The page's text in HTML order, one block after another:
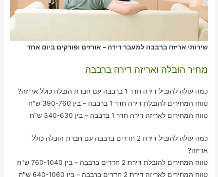
שירותי אריזה ברבבה למעבר דירה – אורזים ופורקים ביום אחד
מחיר הובלה ואריזה דירה ברבבה
כמה עולה להוביל דירה חדר 1 ברבבה עם חברת הובלה כולל אריזה?
טווח המחירים להובלת דירה חדר 1 ברבבה – בין 390-760 ש"ח
טווח המחירים לאריזה דירה חדר 1 ברבבה – בין 340-630 ש"ח
כמה עולה להוביל דירת 2 חדרים ברבבה עם חברת הובלה כולל
אריזה?
טווח המחירים להובלת דירת 2 חדרים ברבבה – בין 760-1040 ש"ח
טווח המחירים לאריזה דירת 2 חדרים ברבבה – בין 640-1060 ש"ח